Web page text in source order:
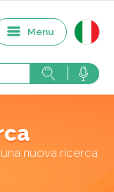
Menu
nuova ricerca